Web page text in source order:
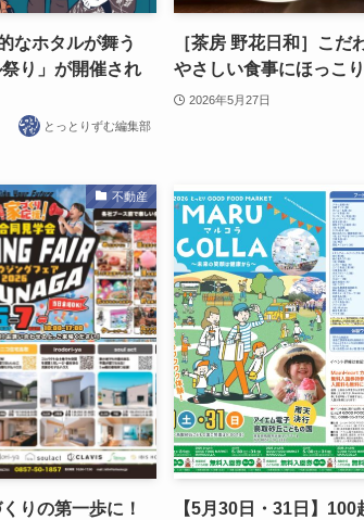
なホタルが舞う
祭り」が開催され
とっとりずむ編集部
［茶房 野花日和］こだ
やさしい食事にほっこ
2026年5月27日
不動産
りの第一歩に！
【5月30日・31日】